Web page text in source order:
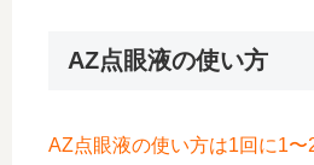
AZ点眼液の使い方
AZ点眼液の使い方は1回に1